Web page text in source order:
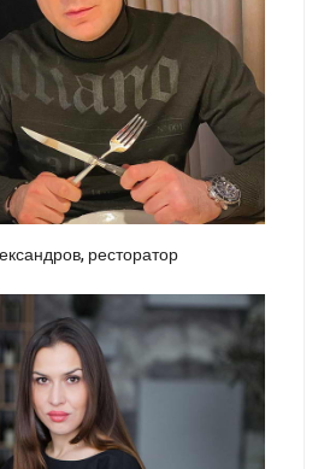
ресторатор